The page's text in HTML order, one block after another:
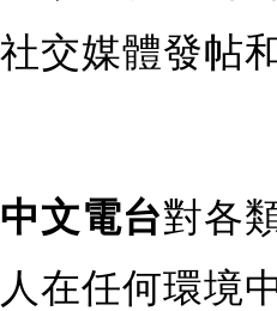
交媒體發帖
文電台對各
在任何環境